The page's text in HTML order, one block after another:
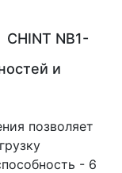
NB1-
и
позволяет
- 6